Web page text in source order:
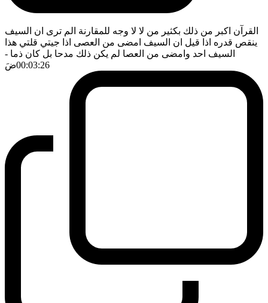
القرآن اكبر من ذلك بكثير من لا لا وجه للمقارنة الم ترى ان السيف
ينقص قدره اذا قيل ان السيف امضى من العصى اذا جيتي قلتي هذا
السيف احد وامضى من العصا لم يكن ذلك مدحا بل كان ذما -
00:03:26ضَ